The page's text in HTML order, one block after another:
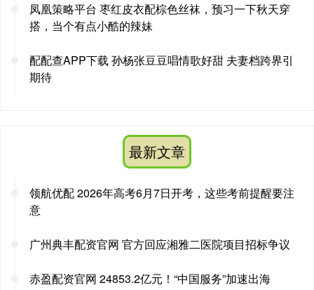
凤凰策略平台 枣红皮衣配棕色丝袜，预习一下秋天穿
搭，当个有点小酷的辣妹
配配查APP下载 孙杨张豆豆唱情歌好甜 夫妻档跨界引
期待
最新文章
领航优配 2026年高考6月7日开考，这些考前提醒要注
意
广州典丰配资官网 官方回应湘雅二医院项目招标争议
赤盈配资官网 24853.2亿元！“中国服务”加速出海